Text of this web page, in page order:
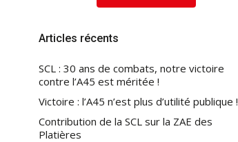
Articles récents
SCL : 30 ans de combats, notre victoire
contre l’A45 est méritée !
Victoire : l’A45 n’est plus d’utilité publique !
Contribution de la SCL sur la ZAE des
Platières